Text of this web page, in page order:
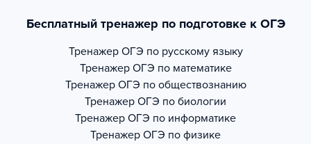
Бесплатный тренажер по подготовке к ОГЭ
Тренажер ОГЭ по русскому языку
Тренажер ОГЭ по математике
Тренажер ОГЭ по обществознанию
Тренажер ОГЭ по биологии
Тренажер ОГЭ по информатике
Тренажер ОГЭ по физике